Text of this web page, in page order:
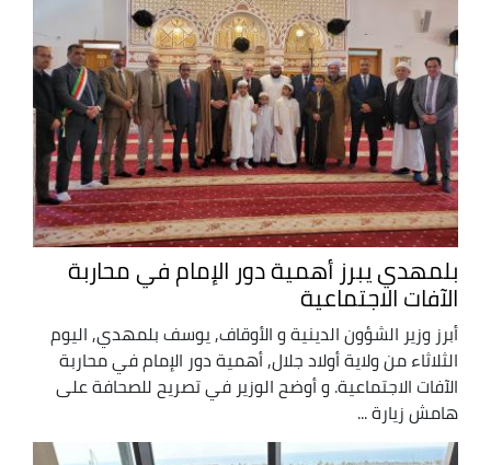
بلمهدي يبرز أهمية دور الإمام في محاربة
الآفات الاجتماعية
أبرز وزير الشؤون الدينية و الأوقاف, يوسف بلمهدي, اليوم
الثلاثاء من ولاية أولاد جلال, أهمية دور الإمام في محاربة
الآفات الاجتماعية. و أوضح الوزير في تصريح للصحافة على
هامش زيارة ...